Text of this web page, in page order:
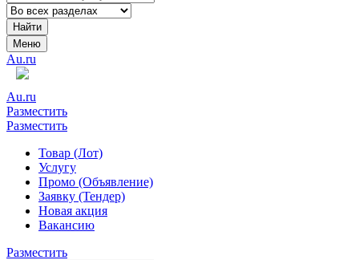
Найти
Меню
Au.ru
Au.ru
Разместить
Разместить
Товар (Лот)
Услугу
Промо (Объявление)
Заявку (Тендер)
Новая акция
Вакансию
Разместить